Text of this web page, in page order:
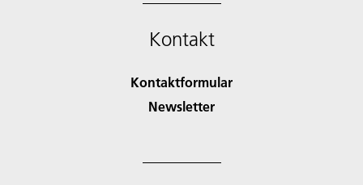
Kontakt
Kontaktformular
Newsletter